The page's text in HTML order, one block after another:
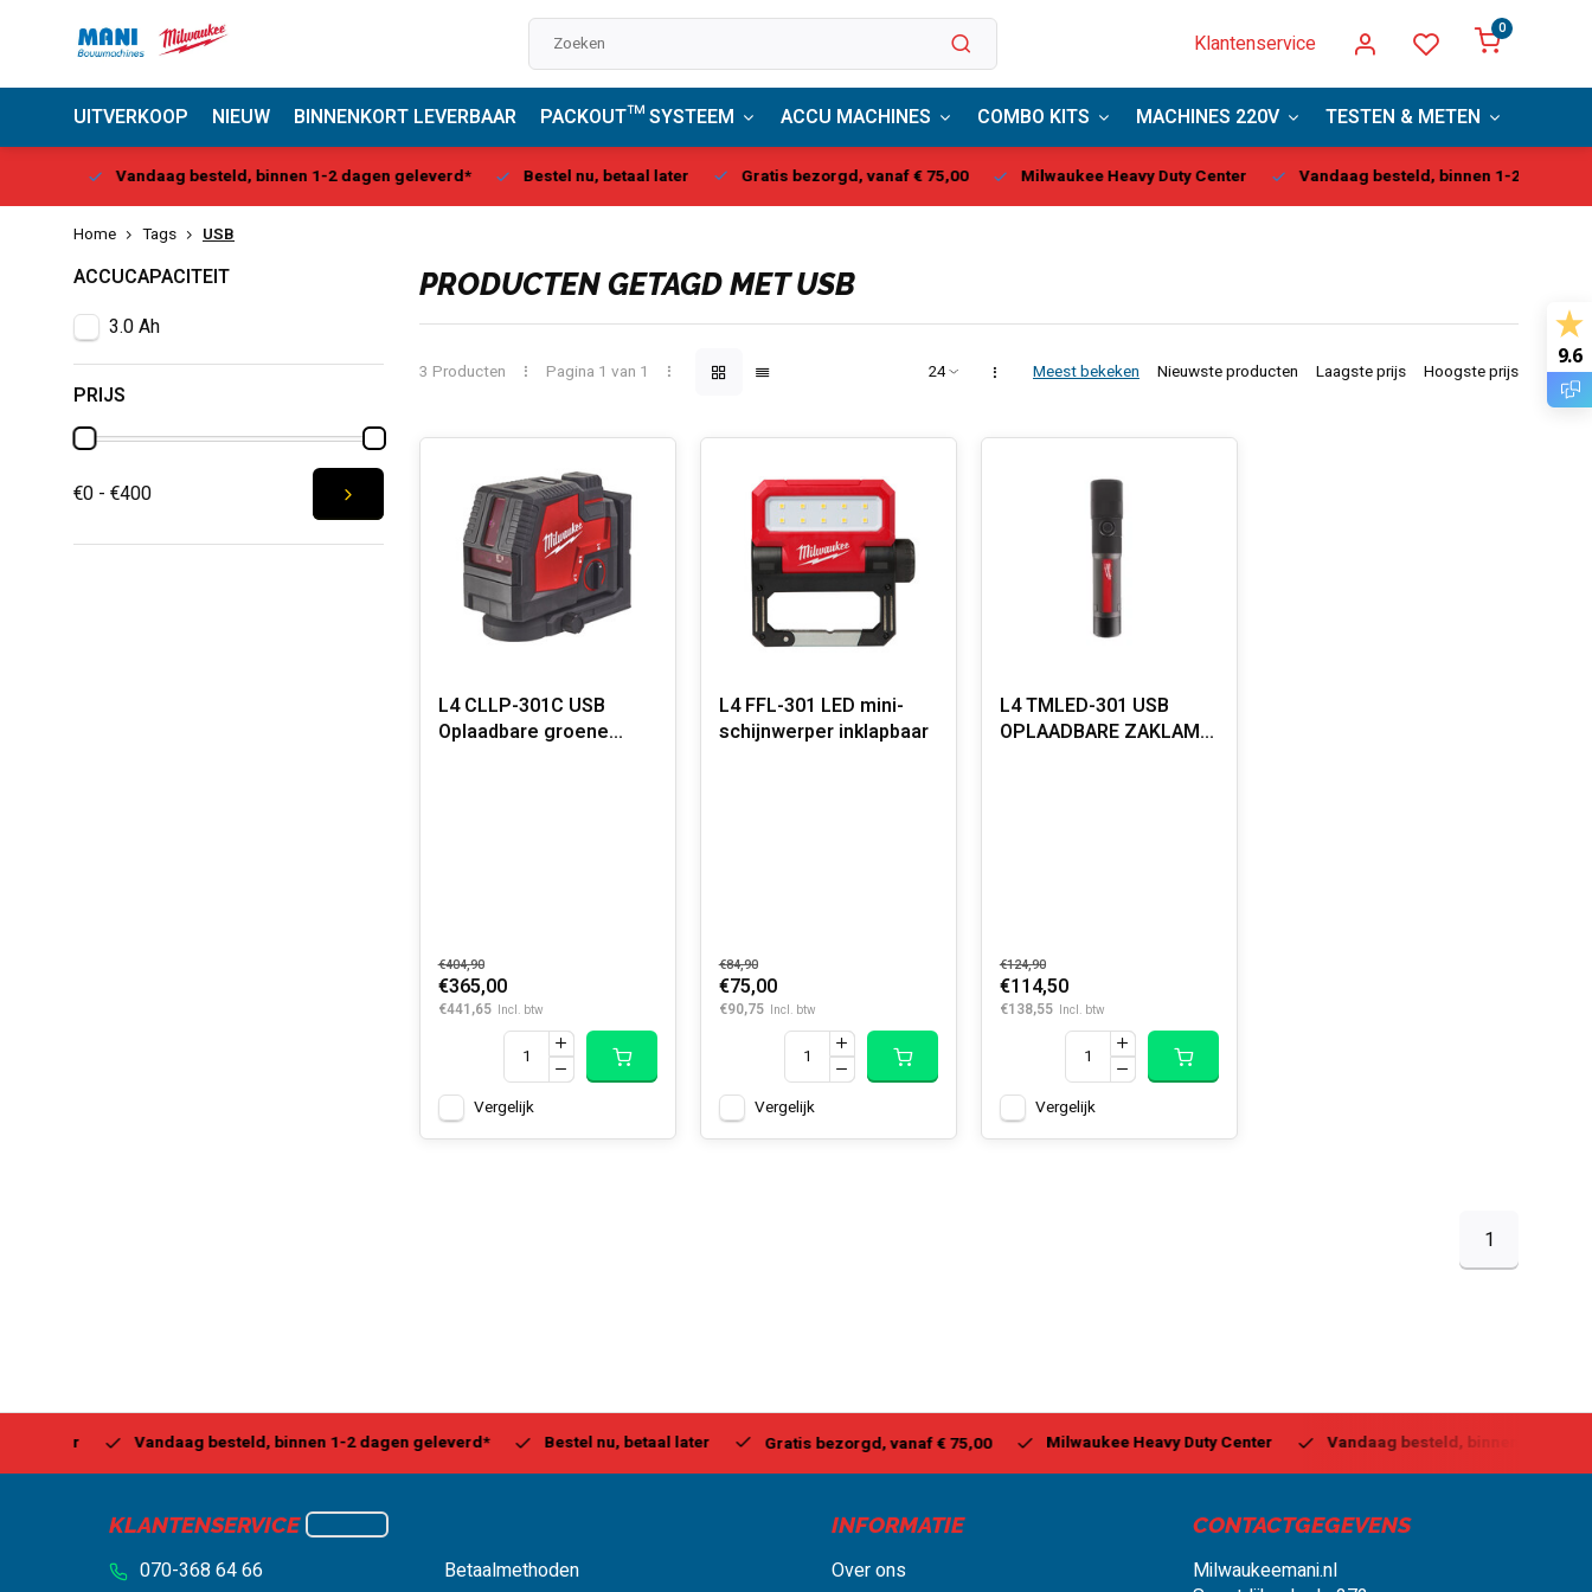
Klantenservice
0
UITVERKOOP NIEUW BINNENKORT LEVERBAAR PACKOUT™ SYSTEEM ACCU MACHINES COMBO KITS MACHINES 220V TESTEN & METEN
Vandaag besteld, binnen 1-2 dagen geleverd* Bestel nu, betaal later Gratis bezorgd, vanaf € 75,00 Milwaukee Heavy Duty Center Vandaag besteld, binnen 1-2 dagen
Home Tags USB
ACCUCAPACITEIT
3.0 Ah
PRIJS
€0 - €400
PRODUCTEN GETAGD MET USB
3 Producten Pagina 1 van 1 Meest bekeken Nieuwste producten Laagste prijs Hoogste prijs
L4 CLLP-301C USB
Oplaadbare groene
€404,90
€365,00
€441,65 Incl. btw
Vergelijk
L4 FFL-301 LED mini-
schijnwerper inklapbaar
€84,90
€75,00
€90,75 Incl. btw
Vergelijk
L4 TMLED-301 USB
OPLAADBARE ZAKLAMP
€124,90
€114,50
€138,55 Incl. btw
Vergelijk
1
Vandaag besteld, binnen 1-2 dagen geleverd* Bestel nu, betaal later Gratis bezorgd, vanaf € 75,00 Milwaukee Heavy Duty Center Vandaag besteld, binnen 1-2 dagen
KLANTENSERVICE
070-368 64 66
Betaalmethoden
INFORMATIE
Over ons
CONTACTGEGEVENS
Milwaukeemani.nl
9.6